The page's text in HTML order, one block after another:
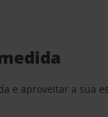
e aproveitar a sua